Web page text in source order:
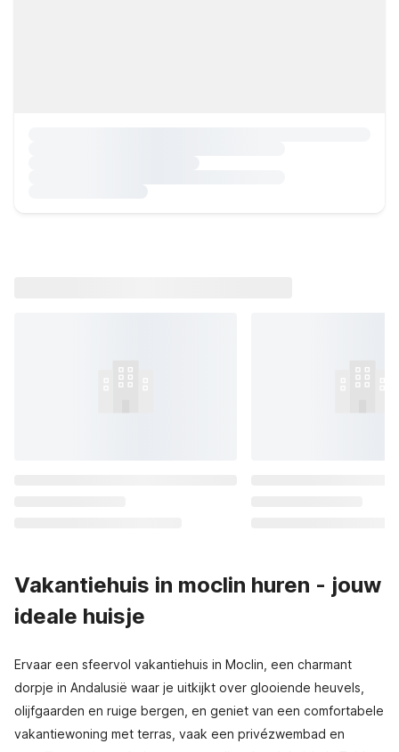
Vakantiehuis in moclin huren - jouw
ideale huisje
Ervaar een sfeervol vakantiehuis in Moclin, een charmant
dorpje in Andalusië waar je uitkijkt over glooiende heuvels,
olijfgaarden en ruige bergen, en geniet van een comfortabele
vakantiewoning met terras, vaak een privézwembad en